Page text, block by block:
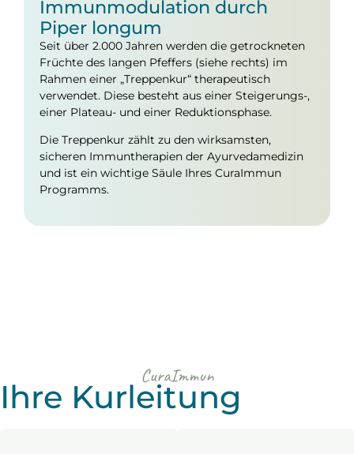
Immunmodulation durch
Piper longum
Seit über 2.000 Jahren werden die getrockneten
Früchte des langen Pfeffers (siehe rechts) im
Rahmen einer „Treppenkur“ therapeutisch
verwendet. Diese besteht aus einer Steigerungs-,
einer Plateau- und einer Reduktionsphase.
Die Treppenkur zählt zu den wirksamsten,
sicheren Immuntherapien der Ayurvedamedizin
und ist ein wichtige Säule Ihres CuraImmun
Programms.
CuraImmun
Ihre Kurleitung